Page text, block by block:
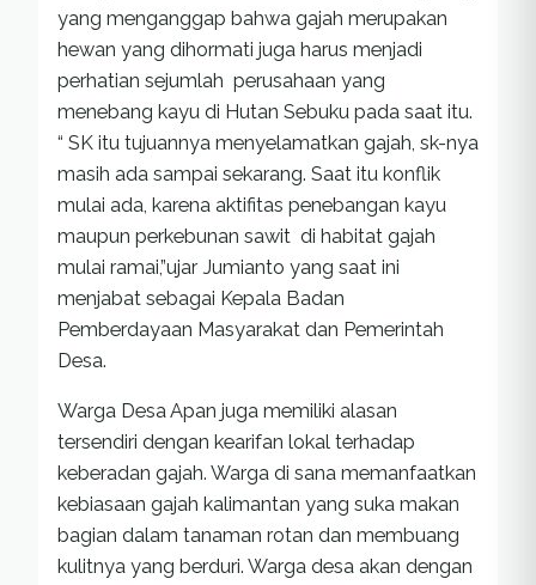
yang menganggap bahwa gajah merupakan
hewan yang dihormati juga harus menjadi
perhatian sejumlah perusahaan yang
menebang kayu di Hutan Sebuku pada saat itu.
“ SK itu tujuannya menyelamatkan gajah, sk-nya
masih ada sampai sekarang. Saat itu konflik
mulai ada, karena aktifitas penebangan kayu
maupun perkebunan sawit di habitat gajah
mulai ramai,”ujar Jumianto yang saat ini
menjabat sebagai Kepala Badan
Pemberdayaan Masyarakat dan Pemerintah
Desa.
Warga Desa Apan juga memiliki alasan
tersendiri dengan kearifan lokal terhadap
keberadan gajah. Warga di sana memanfaatkan
kebiasaan gajah kalimantan yang suka makan
bagian dalam tanaman rotan dan membuang
kulitnya yang berduri. Warga desa akan dengan